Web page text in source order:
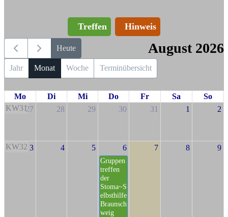
Treffen Hinweis
Heute August 2026
Jahr Monat Woche Terminübersicht
Mo Di Mi Do Fr Sa
So
KW3127 28 29 30 31 1 2
KW32 3 4 5 6
Gruppen
treffen
der
Stoma~S
elbsthilfe
Braunsch
weig
7 8 9